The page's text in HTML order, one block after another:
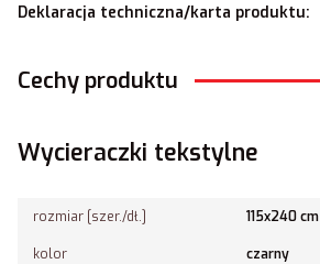
Deklaracja techniczna/karta produktu:
Cechy produktu
Wycieraczki tekstylne
rozmiar [szer./dł.] 115x240 cm
kolor czarny